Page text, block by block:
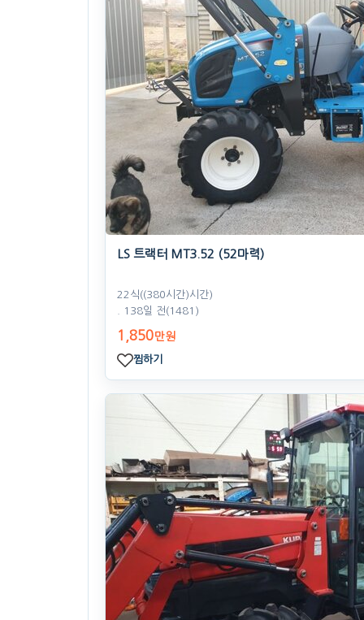
찜하기
LS 트랙터 MT3.52 (52마력)
22식((380시간)시간)
. 138일 전(1481)
1,850만원
찜하기